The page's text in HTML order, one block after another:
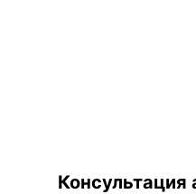
Консультация